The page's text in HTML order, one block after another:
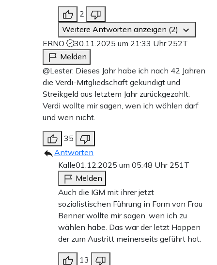
2
Weitere Antworten anzeigen (2)
ERNO
30.11.2025 um 21:33 Uhr 252T
Melden
@Lester: Dieses Jahr habe ich nach 42 Jahren
die Verdi-Mitgliedschaft gekündigt und
Streikgeld aus letztem Jahr zurückgezahlt.
Verdi wollte mir sagen, wen ich wählen darf
und wen nicht.
35
Antworten
Kalle01.12.2025 um 05:48 Uhr 251T
Melden
Auch die IGM mit ihrer jetzt
sozialistischen Führung in Form von Frau
Benner wollte mir sagen, wen ich zu
wählen habe. Das war der letzt Happen
der zum Austritt meinerseits geführt hat.
13